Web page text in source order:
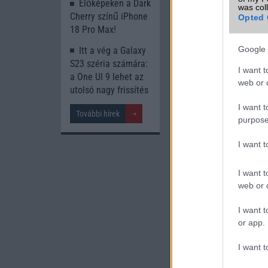
was
Opted
Google
I want
web or
I want
I want
I want
web or
I want
or app.
I want
Új és Használt
Apple
195.000
Élőképeken a Dark
Cherry színű iPhone
18 Pro Max!
Itt a vég a Galaxy
S23 széria számára:
a One UI 9 lehet az
utolsó nagy frissítés
További hírek